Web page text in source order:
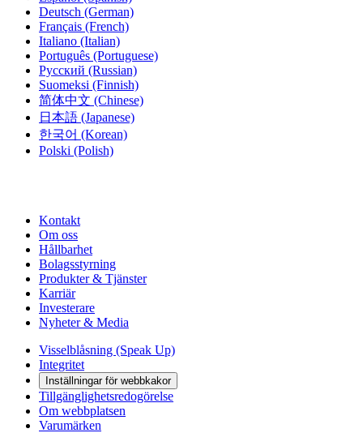
Deutsch (German)
Français (French)
Italiano (Italian)
Português (Portuguese)
Русский (Russian)
Suomeksi (Finnish)
简体中文 (Chinese)
日本語 (Japanese)
한국어 (Korean)
Polski (Polish)
Kontakt
Om oss
Hållbarhet
Bolagsstyrning
Produkter & Tjänster
Karriär
Investerare
Nyheter & Media
Visselblåsning (Speak Up)
Integritet
Inställningar för webbkakor
Tillgänglighetsredogörelse
Om webbplatsen
Varumärken